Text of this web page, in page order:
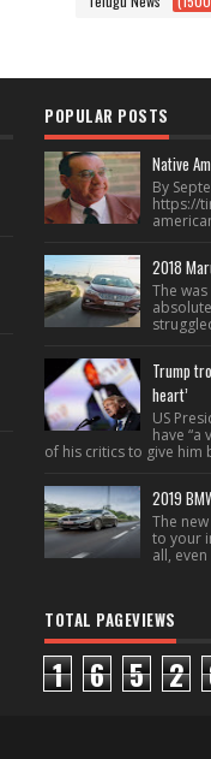
POPULAR POSTS
Native
By
https://
2018
The
Trump
heart’
US
have “a
of his critics to give him
2019
The
to your
all,
TOTAL PAGEVIEWS
1 6 5 2